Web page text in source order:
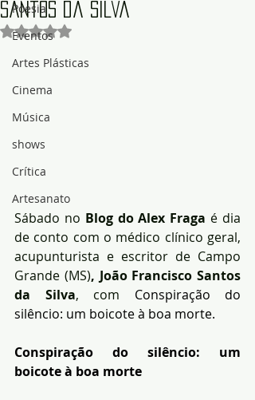
Poesia
Eventos
Artes Plásticas
Cinema
Música
shows
Crítica
Artesanato
Santos da Silva
Avaliado com NaN de 5 estrelas.
Sábado no Blog do Alex Fraga é dia
de conto com o médico clínico geral,
acupunturista e escritor de Campo
Grande (MS), João Francisco Santos
da Silva, com Conspiração do
silêncio: um boicote à boa morte.
Conspiração do silêncio: um
boicote à boa morte